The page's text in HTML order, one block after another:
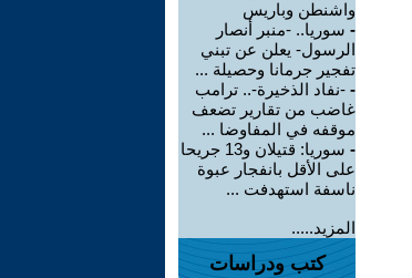
واشنطن وباريس
- سوريا.. -منبر أنصار
الرسول- يعلن عن تبني
تفجير جرمانا وحصيلة ...
- -نفاد الذخيرة-.. ترامب
غاضب من تقارير تضعف
موقفه في المفاوضا ...
-
سوريا: قتيلان و13 جريحا
على الأقل بانفجار عبوة
ناسفة استهدفت ...
المزيد.....
كتب ودراسات